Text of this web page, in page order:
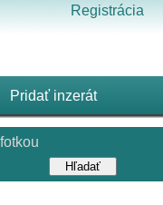
Registrácia
Pridať inzerát